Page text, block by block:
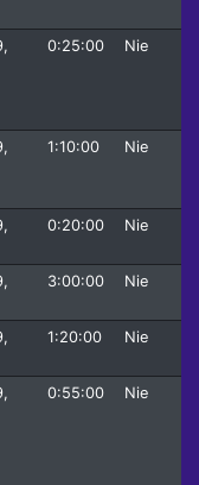
0:25:00 Nie
1:10:00 Nie
0:20:00 Nie
3:00:00 Nie
1:20:00 Nie
0:55:00 Nie